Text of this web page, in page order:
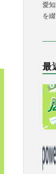
愛
を
最